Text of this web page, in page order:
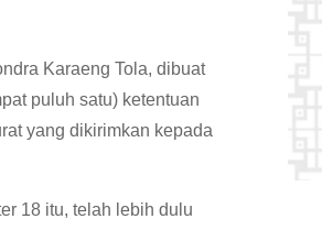
Karaeng Tola, dibuat
puluh satu) ketentuan
yang dikirimkan kepada
18 itu, telah lebih dulu